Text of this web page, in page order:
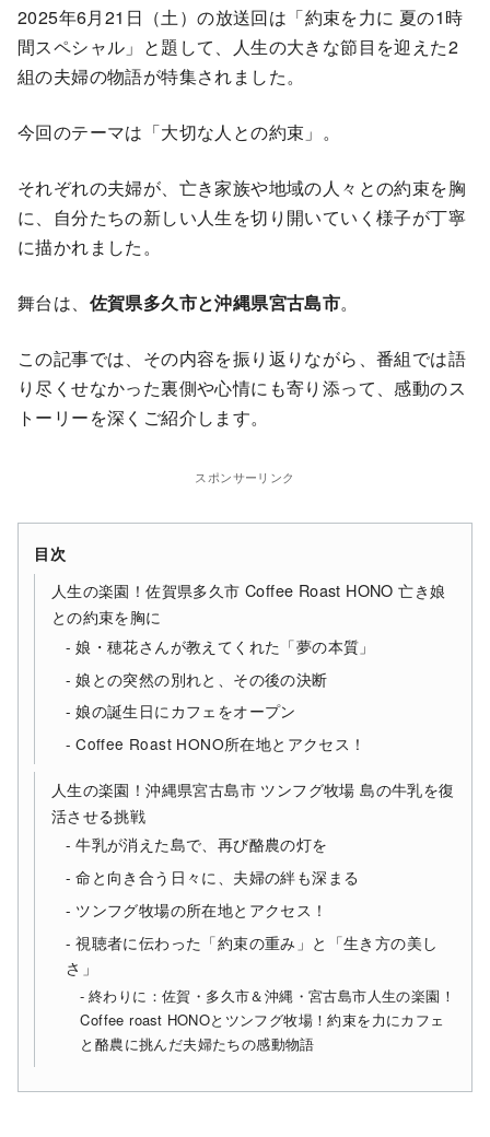
2025年6月21日（土）の放送回は「約束を力に 夏の1時
間スペシャル」と題して、人生の大きな節目を迎えた2
組の夫婦の物語が特集されました。
今回のテーマは「大切な人との約束」。
それぞれの夫婦が、亡き家族や地域の人々との約束を胸
に、自分たちの新しい人生を切り開いていく様子が丁寧
に描かれました。
舞台は、 佐賀県多久市と沖縄県宮古島市。
この記事では、その内容を振り返りながら、番組では語
り尽くせなかった裏側や心情にも寄り添って、感動のス
トーリーを深くご紹介します。
スポンサーリンク
目次
人生の楽園！佐賀県多久市 Coffee Roast HONO 亡き娘
との約束を胸に
娘・穂花さんが教えてくれた「夢の本質」
娘との突然の別れと、その後の決断
娘の誕生日にカフェをオープン
Coffee Roast HONO所在地とアクセス！
人生の楽園！沖縄県宮古島市 ツンフグ牧場 島の牛乳を復
活させる挑戦
牛乳が消えた島で、再び酪農の灯を
命と向き合う日々に、夫婦の絆も深まる
ツンフグ牧場の所在地とアクセス！
視聴者に伝わった「約束の重み」と「生き方の美し
さ」
終わりに：佐賀・多久市＆沖縄・宮古島市人生の楽園！
Coffee roast HONOとツンフグ牧場！約束を力にカフェ
と酪農に挑んだ夫婦たちの感動物語